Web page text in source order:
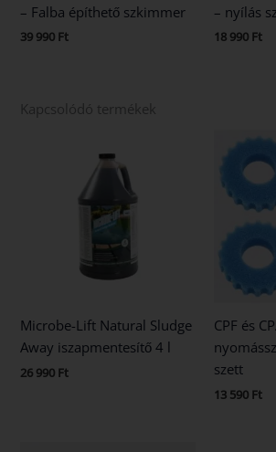
– Falba építhető szkimmer
39 990 Ft
– nyílás
18 990 Ft
Kapcsolódó termékek
Microbe-Lift Natural Sludge
Away iszapmentesítő 4 l
26 990 Ft
CPF és
szett
13 590 Ft